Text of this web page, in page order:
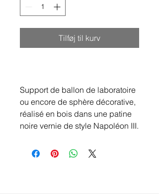
Tilføj til kurv
Support de ballon de laboratoire
ou encore de sphère décorative,
réalisé en bois dans une patine
noire vernie de style Napoléon III.